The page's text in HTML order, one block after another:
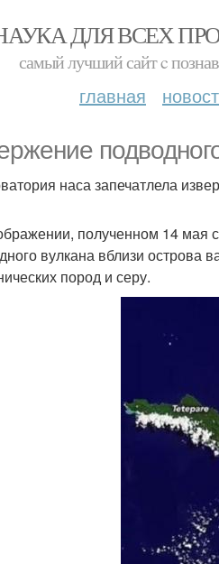
ДЛЯ ВСЕХ
самый лучший сайт c
главная
наса запечатлела
полученном 14 мая
вулкана вблизи
пород и серу.